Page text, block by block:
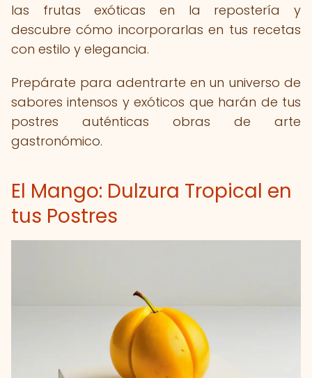
las frutas exóticas en la repostería y
descubre cómo incorporarlas en tus recetas
con estilo y elegancia.
Prepárate para adentrarte en un universo de
sabores intensos y exóticos que harán de tus
postres auténticas obras de arte
gastronómico.
El Mango: Dulzura Tropical en
tus Postres